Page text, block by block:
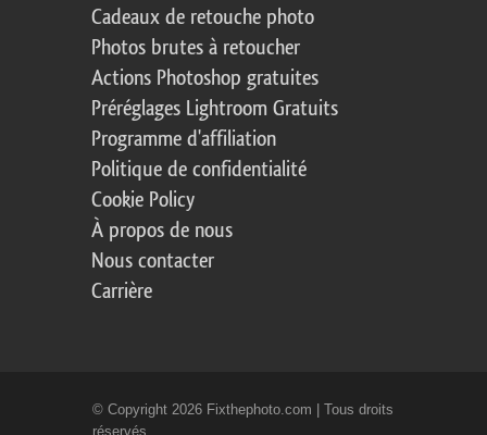
Cadeaux de retouche photo
Photos brutes à retoucher
Actions Photoshop gratuites
Préréglages Lightroom Gratuits
Programme d'affiliation
Politique de confidentialité
Cookie Policy
À propos de nous
Nous contacter
Carrière
© Copyright 2026 Fixthephoto.com | Tous droits
réservés.